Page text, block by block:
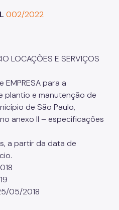
002/2022
LOCAÇÕES E SERVIÇOS
para a
plantio e manutenção de
de São Paulo,
anexo II – especificações
a partir da data de
05/2018